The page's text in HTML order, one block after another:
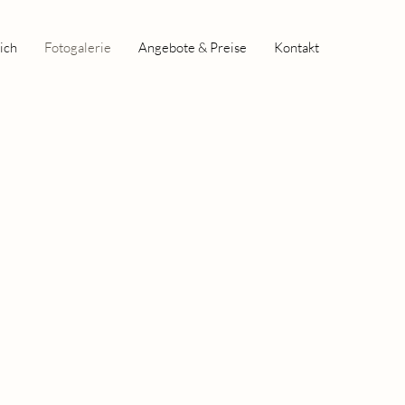
Fotogalerie Angebote & Preise Kontakt